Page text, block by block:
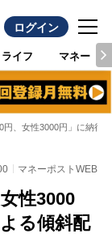
ログイン
ライフ マネー
円、女性3000円」に納
マネーポストWEB
性3000
る傾斜配